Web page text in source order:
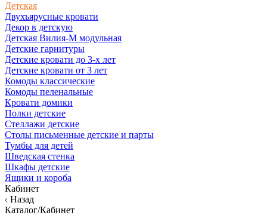
Детская
Двухъярусные кровати
Декор в детскую
Детская Вилия-М модульная
Детские гарнитуры
Детские кровати до 3-х лет
Детские кровати от 3 лет
Комоды классические
Комоды пеленальные
Кровати домики
Полки детские
Стеллажи детские
Столы письменные детские и парты
Тумбы для детей
Шведская стенка
Шкафы детские
Ящики и короба
Кабинет
Назад
Каталог/Кабинет